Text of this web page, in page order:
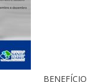
BENEFÍCIO